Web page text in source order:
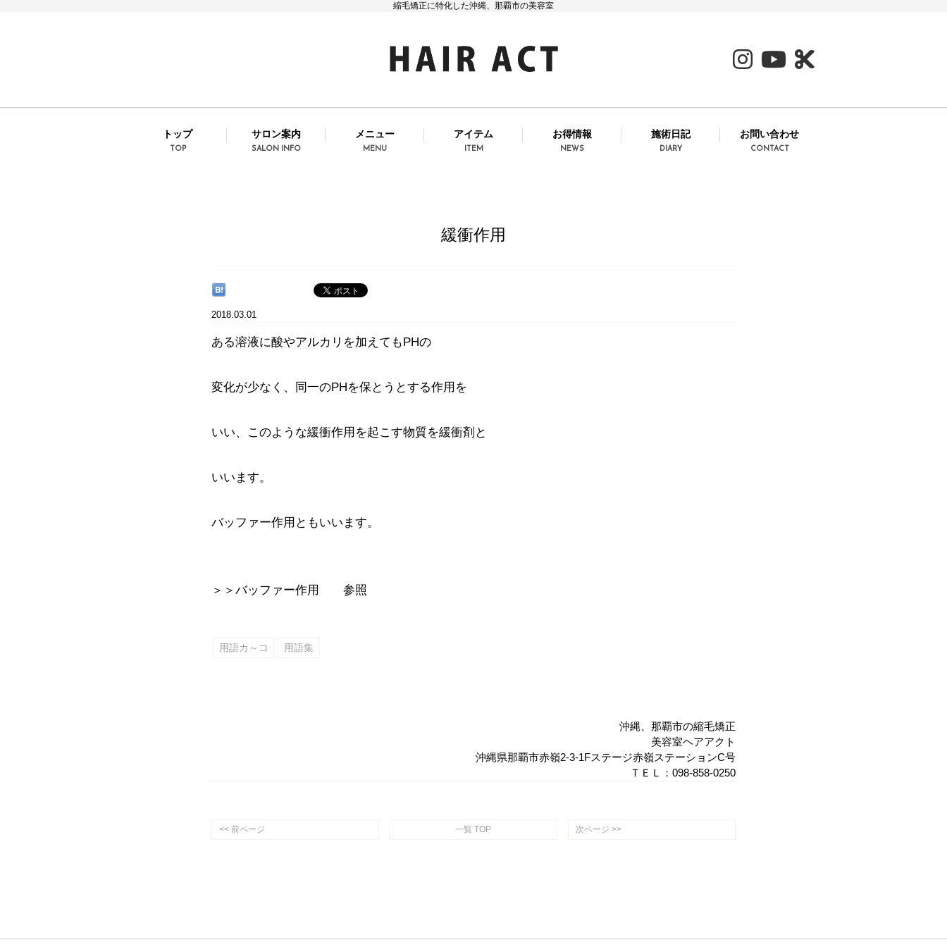
縮毛矯正に特化した沖縄、那覇市の美容室
トップ
TOP
サロン案内
SALON INFO
メニュー
MENU
アイテム
ITEM
お得情報
NEWS
施術日記
DIARY
お問い合わせ
CONTACT
緩衝作用
2018.03.01
ある溶液に酸やアルカリを加えてもPHの
変化が少なく、同一のPHを保とうとする作用を
いい、このような緩衝作用を起こす物質を緩衝剤と
いいます。
バッファー作用ともいいます。
＞＞バッファー作用 参照
用語カ～コ 用語集
沖縄、那覇市の縮毛矯正
美容室ヘアアクト
沖縄県那覇市赤嶺2-3-1Fステージ赤嶺ステーションC号
ＴＥＬ：098-858-0250
<< 前ページ 一覧 TOP 次ページ >>